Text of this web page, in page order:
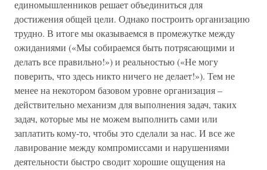
единомышленников решает объединиться для
достижения общей цели. Однако построить организацию
трудно. В итоге мы оказываемся в промежутке между
ожиданиями («Мы собираемся быть потрясающими и
делать все правильно!») и реальностью («Не могу
поверить, что здесь никто ничего не делает!»). Тем не
менее на некотором базовом уровне организация –
действительно механизм для выполнения задач, таких
задач, которые мы не можем выполнить сами или
заплатить кому-то, чтобы это сделали за нас. И все же
лавирование между компромиссами и нарушениями
деятельности быстро сводит хорошие ощущения на